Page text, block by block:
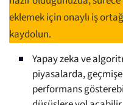
eklemek için onaylı iş
kaydolun.
Yapay zeka ve
piyasalarda,
performans